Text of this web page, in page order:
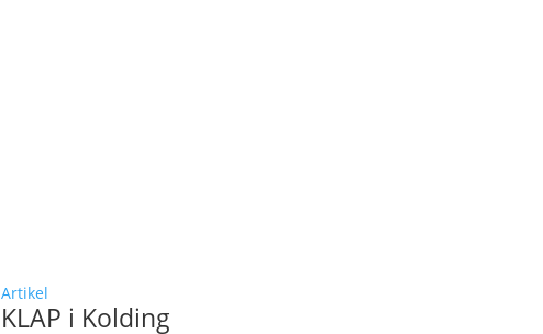
Artikel
KLAP i Kolding